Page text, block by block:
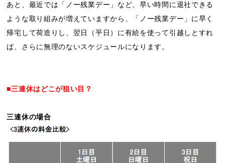
あと、最近では「ノー残業デー」など、早い時間に退社できる
ような取り組みが増えていますから、「ノー残業デー」に早く
帰宅して荷造りし、翌日（平日）に有給を使って引越しとすれ
ば、さらに無理のないスケジュールになります。
■三連休はどこが狙い目？
三連休の場合